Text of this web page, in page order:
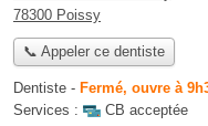
78300 Poissy
📞 Appeler ce dentiste
Dentiste - Fermé, ouvre à
Services :
CB acceptée